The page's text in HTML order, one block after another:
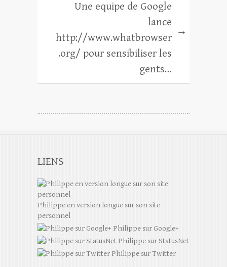
Une equipe de Google
lance
http://www.whatbrowser
.org/ pour sensibiliser les
gents…
→
LIENS
Philippe en version longue sur son site
personnel
Philippe sur Google+
Philippe sur StatusNet
Philippe sur Twitter